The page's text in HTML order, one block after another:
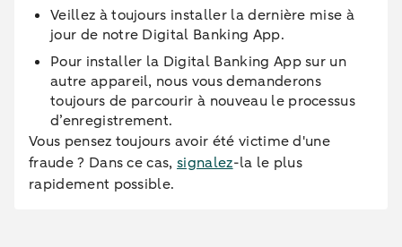
Veillez à toujours installer la dernière mise à
jour de notre Digital Banking App.
Pour installer la Digital Banking App sur un
autre appareil, nous vous demanderons
toujours de parcourir à nouveau le processus
d’enregistrement.
Vous pensez toujours avoir été victime d'une
fraude ? Dans ce cas,signalez-la le plus
rapidement possible.